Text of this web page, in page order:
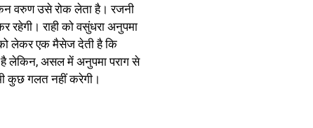
वरुण उसे रोक लेता है। रजनी
राही को वसुंधरा अनुपमा
को लेकर एक मैसेज देती है कि
है लेकिन, असल में अनुपमा पराग से
कुछ गलत नहीं करेगी।